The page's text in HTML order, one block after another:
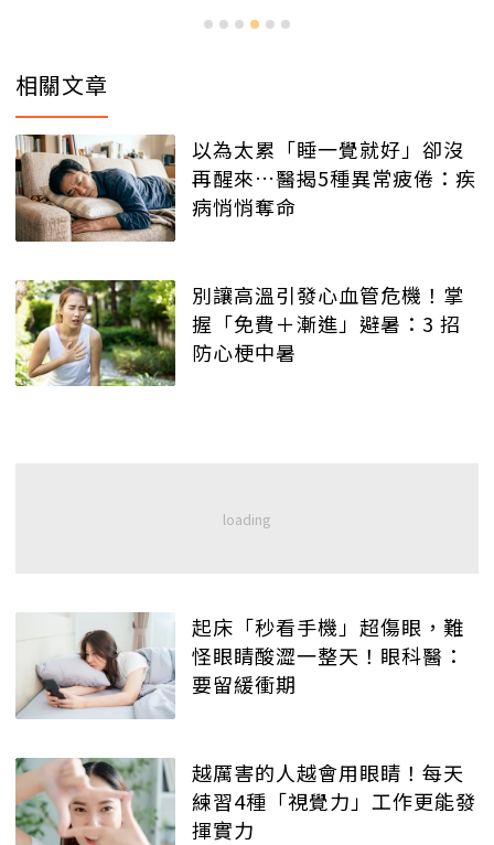
相關文章
以為太累「睡一覺就好」卻沒
再醒來…醫揭5種異常疲倦：疾
病悄悄奪命
別讓高溫引發心血管危機！掌
握「免費＋漸進」避暑：3 招
防心梗中暑
起床「秒看手機」超傷眼，難
怪眼睛酸澀一整天！眼科醫：
要留緩衝期
越厲害的人越會用眼睛！每天
練習4種「視覺力」工作更能發
揮實力